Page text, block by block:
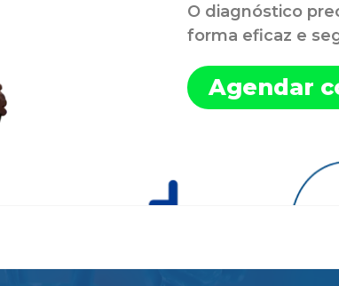
O diagnóstico
forma eficaz e
Agendar